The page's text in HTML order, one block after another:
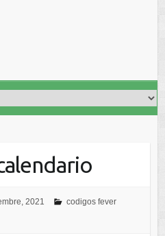
2021
codigos fever